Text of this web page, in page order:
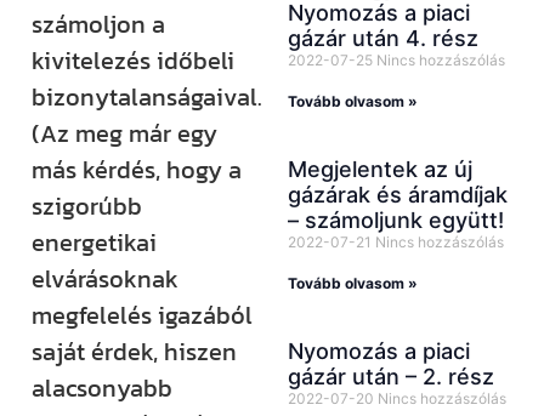
számoljon a
kivitelezés időbeli
bizonytalanságaival.
(Az meg már egy
más kérdés, hogy a
szigorúbb
energetikai
elvárásoknak
megfelelés igazából
saját érdek, hiszen
alacsonyabb
Nyomozás a piaci
gázár után 4. rész
2022-07-25 Nincs hozzászólás
Tovább olvasom »
Megjelentek az új
gázárak és áramdíjak
– számoljunk együtt!
2022-07-21 Nincs hozzászólás
Tovább olvasom »
Nyomozás a piaci
gázár után – 2. rész
2022-07-20 Nincs hozzászólás